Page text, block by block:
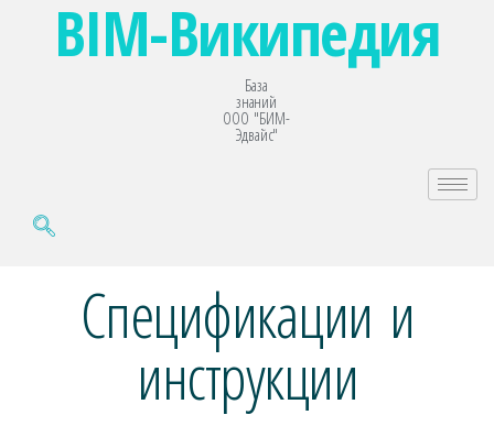
BIM-Википедия
База
знаний
ООО "БИМ-
Эдвайс"
Спецификации и
инструкции